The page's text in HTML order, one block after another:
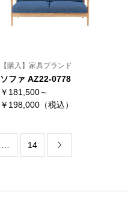
【購入】家具ブランド
ソファ AZ22-0778
￥181,500～
￥198,000（税込）
14 